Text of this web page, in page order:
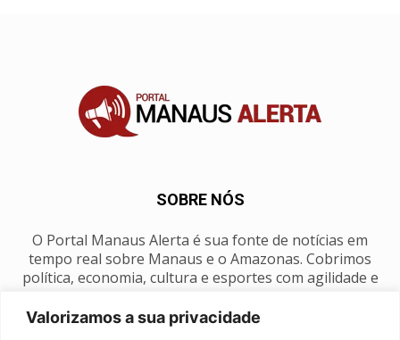
Valorizamos a sua privacidade
SOBRE NÓS
O Portal Manaus Alerta é sua fonte de notícias em
tempo real sobre Manaus e o Amazonas. Cobrimos
política, economia, cultura e esportes com agilidade e